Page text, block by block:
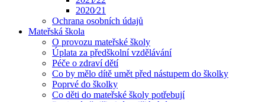
2020⁄21
Ochrana osobních údajů
Mateřská škola
O provozu mateřské školy
Úplata za předškolní vzdělávání
Péče o zdraví dětí
Co by mělo dítě umět před nástupem do školky
Poprvé do školky
Co děti do mateřské školy potřebují